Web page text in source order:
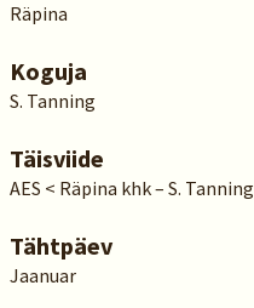
Räpina
Koguja
S. Tanning
Täisviide
AES < Räpina khk – S. Tanning
Tähtpäev
Jaanuar